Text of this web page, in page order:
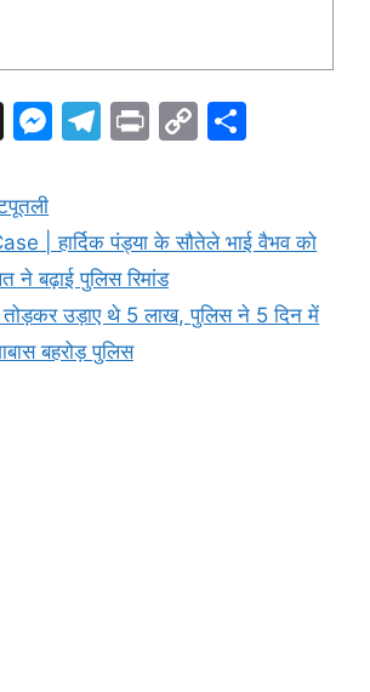
X
M
s
e
n
g
T
gr
a
m
Pr C
y
n
e
| हार्दिक पंड्या के सौतेले भाई वैभव को
ने बढ़ाई पुलिस रिमांड
तोड़कर उड़ाए थे 5 लाख, पुलिस ने 5 दिन में
बहरोड़ पुलिस